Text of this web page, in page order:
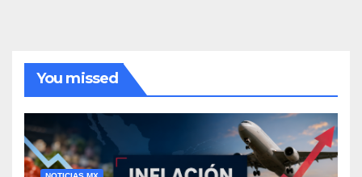
You missed